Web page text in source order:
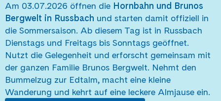
Am 03.07.2026 öffnen die Hornbahn und Brunos
Bergwelt in Russbach und starten damit offiziell in
die Sommersaison. Ab diesem Tag ist in Russbach
Dienstags und Freitags bis Sonntags geöffnet.
Nutzt die Gelegenheit und erforscht gemeinsam mit
der ganzen Familie Brunos Bergwelt. Nehmt den
Bummelzug zur Edtalm, macht eine kleine
Wanderung und kehrt auf eine leckere Almjause ein.